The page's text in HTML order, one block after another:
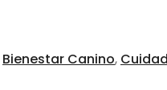
Bienestar Canino,